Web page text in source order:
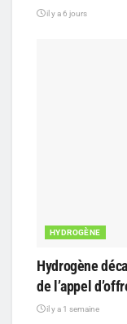
il y a 6 jours
HYDROGÈNE
Hydrogène
de l’appel
il y a 1 semaine